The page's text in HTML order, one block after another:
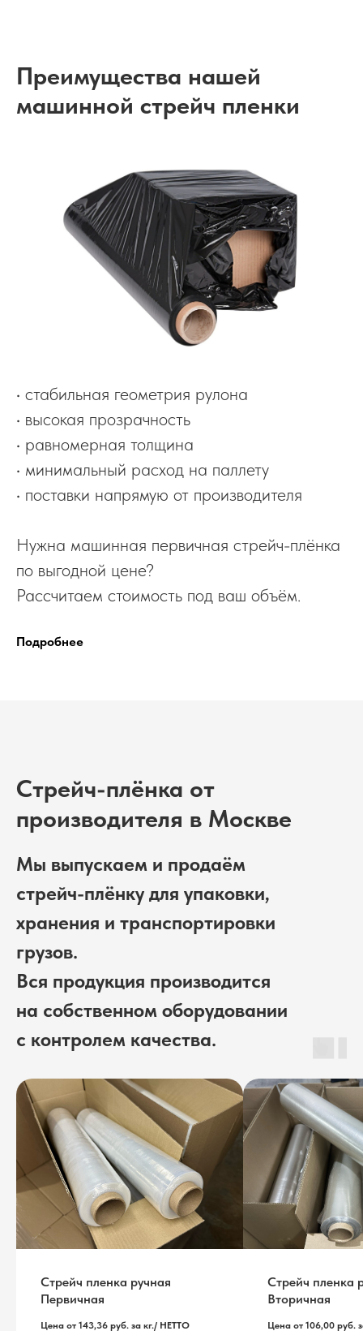
Преимущества нашей
машинной стрейч пленки
• стабильная геометрия рулона
• высокая прозрачность
• равномерная толщина
• минимальный расход на паллету
• поставки напрямую от производителя
Нужна машинная первичная стрейч-плёнка
по выгодной цене?
Рассчитаем стоимость под ваш объём.
Подробнее
Стрейч-плёнка от
производителя в Москве
Мы выпускаем и продаём
стрейч-плёнку для упаковки,
хранения и транспортировки
грузов.
Вся продукция производится
на собственном оборудовании
с контролем качества.
Стрейч пленка ручная
Первичная
Цена от 143,36 руб. за кг./ НЕТТО
Стрейч пленка
Вторичная
Цена от 106,00 руб.